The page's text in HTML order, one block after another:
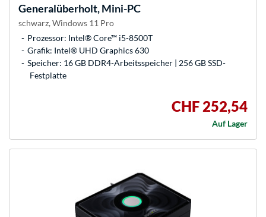
Generalüberholt, Mini-PC
schwarz, Windows 11 Pro
Prozessor: Intel® Core™ i5-8500T
Grafik: Intel® UHD Graphics 630
Speicher: 16 GB DDR4-Arbeitsspeicher | 256 GB SSD-
Festplatte
CHF 252,54
Auf Lager